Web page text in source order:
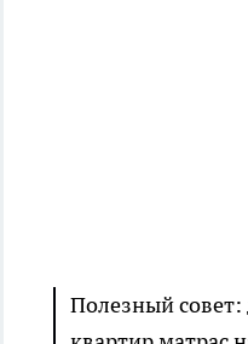
Полезный